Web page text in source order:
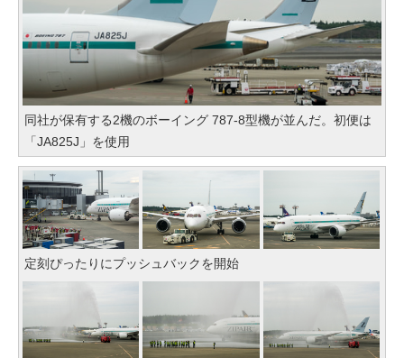
同社が保有する2機のボーイング 787-8型機が並んだ。初便は
「JA825J」を使用
定刻ぴったりにプッシュバックを開始